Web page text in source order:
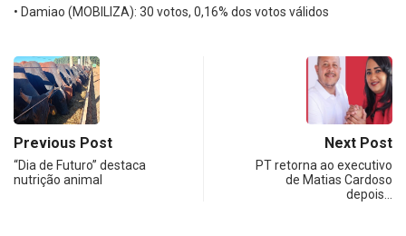
• Damiao (MOBILIZA): 30 votos, 0,16% dos votos válidos
Previous Post
“Dia de Futuro” destaca
nutrição animal
Next Post
PT retorna ao executivo
de Matias Cardoso
depois…